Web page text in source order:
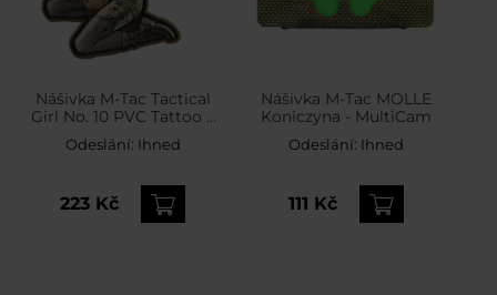
Nášivka M-Tac Tactical
Girl No. 10 PVC Tattoo –
olivová
Odeslání: Ihned
223 Kč
Nášivka M-Tac MOLLE
Koniczyna - MultiCam
Odeslání: Ihned
111 Kč